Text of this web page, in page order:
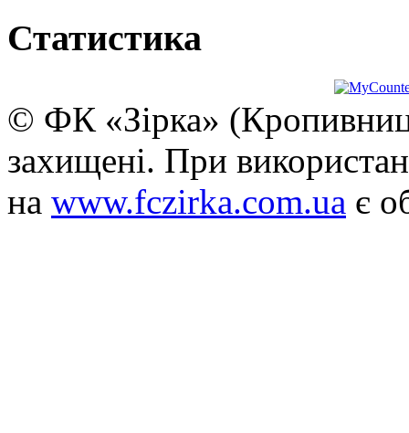
Статистика
© ФК «Зірка»
захищені. При
на www.fczirka.com.ua є